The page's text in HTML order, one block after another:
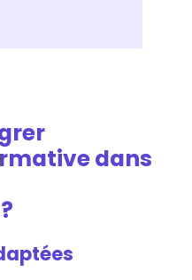
dans